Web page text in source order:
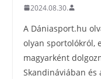
2024.08.30.
A Dániasport.hu
olyan sportolókról,
magyarként
Skandináviában